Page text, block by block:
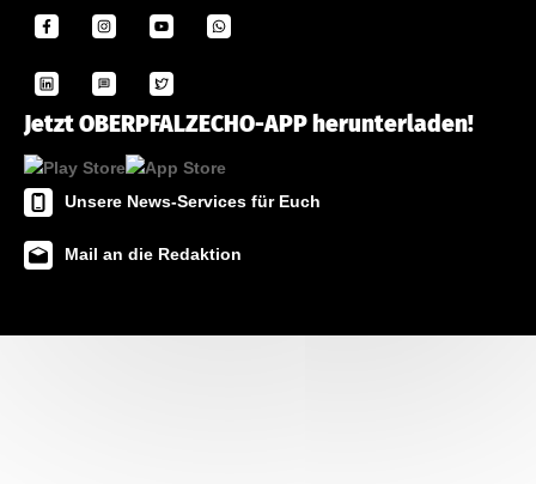
Jetzt OBERPFALZECHO-APP herunterladen!
Unsere News-Services für Euch
Mail an die Redaktion